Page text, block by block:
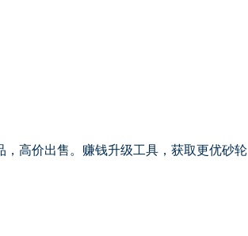
高价出售。赚钱升级工具，获取更优砂轮